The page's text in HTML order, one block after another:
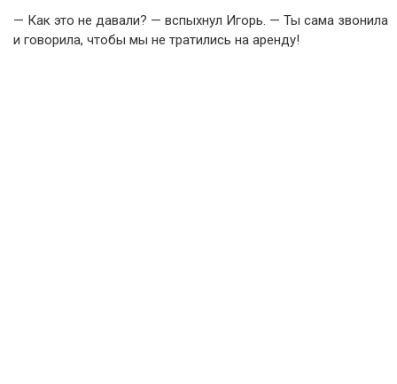
— Как это не давали? — вспыхнул Игорь. — Ты сама звонила
и говорила, чтобы мы не тратились на аренду!